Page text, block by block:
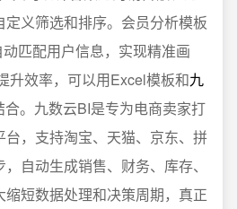
义筛选和排序。会员分析模板
匹配用户信息，实现精准画
升效率，可以用Excel模板和九
合。九数云BI是专为电商卖家打
，支持淘宝、天猫、京东、拼
自动生成销售、财务、库存、
短数据处理和决策周期，真正